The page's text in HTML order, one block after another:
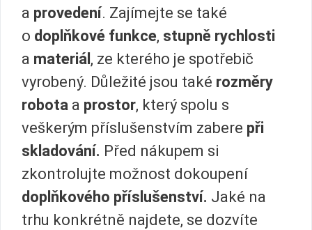
a provedení. Zajímejte se také
o doplňkové funkce, stupně rychlosti
a materiál , ze kterého je spotřebič
vyrobený. Důležité jsou také rozměry
robota a prostor, který spolu s
veškerým příslušenstvím zabere při
skladování. Před nákupem si
zkontrolujte možnost dokoupení
doplňkového příslušenství. Jaké na
trhu konkrétně najdete, se dozvíte